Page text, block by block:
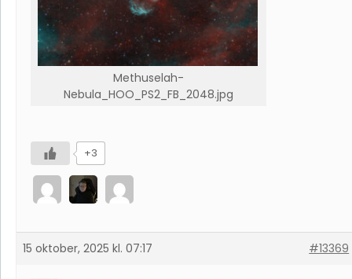
Methuselah-
Nebula_HOO_PS2_FB_2048.jpg
+3
15 oktober, 2025 kl. 07:17 #13369